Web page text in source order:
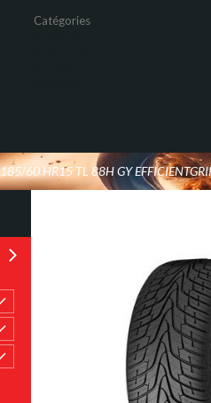
Catégories
185/60 HR15 TL 88H GY
ROULAGE À PLAT